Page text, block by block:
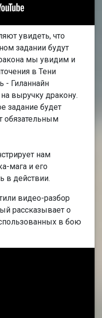
увидеть, что
задании будут
мы увидим и
в Тени
- Гиланнайн
на выручку дракону.
задание будет
обязательным
нам
мага и его
в действии.
видео-разбор
рассказывает о
в бою